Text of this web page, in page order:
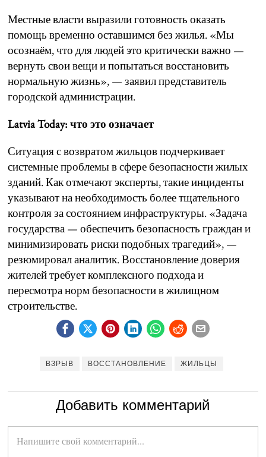
Местные власти выразили готовность оказать
помощь временно оставшимся без жилья. «Мы
осознаём, что для людей это критически важно —
вернуть свои вещи и попытаться восстановить
нормальную жизнь», — заявил представитель
городской администрации.
Latvia Today: что это означает
Ситуация с возвратом жильцов подчеркивает
системные проблемы в сфере безопасности жилых
зданий. Как отмечают эксперты, такие инциденты
указывают на необходимость более тщательного
контроля за состоянием инфраструктуры. «Задача
государства — обеспечить безопасность граждан и
минимизировать риски подобных трагедий», —
резюмировал аналитик. Восстановление доверия
жителей требует комплексного подхода и
пересмотра норм безопасности в жилищном
строительстве.
ВЗРЫВ ВОССТАНОВЛЕНИЕ ЖИЛЬЦЫ
Добавить комментарий